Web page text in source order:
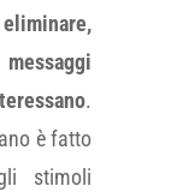
.
è fatto
stimoli